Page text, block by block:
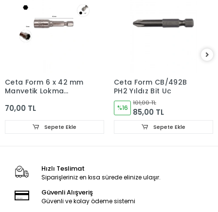
Ceta Form 6 x 42 mm
Manyetik Lokma
70,00 TL
Sepete Ekle
Ceta Form CB/492B
PH2 Yıldız Bit Uç
%16
101,00 TL
85,00 TL
Sepete Ekle
Hızlı Teslimat
Siparişleriniz en kısa sürede elinize ulaşır.
Güvenli Alışveriş
Güvenli ve kolay ödeme sistemi